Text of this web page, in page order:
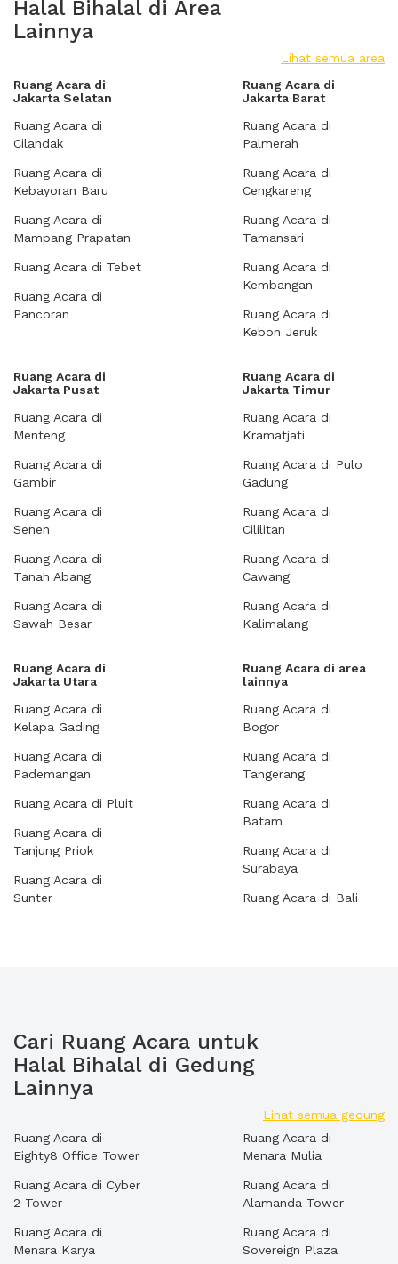
Halal Bihalal di Area
Lainnya
Lihat semua area
Ruang Acara di
Jakarta Selatan
Ruang Acara di
Cilandak
Ruang Acara di
Kebayoran Baru
Ruang Acara di
Mampang Prapatan
Ruang Acara di Tebet
Ruang Acara di
Pancoran
Ruang Acara di
Jakarta Barat
Ruang Acara di
Palmerah
Ruang Acara di
Cengkareng
Ruang Acara di
Tamansari
Ruang Acara di
Kembangan
Ruang Acara di
Kebon Jeruk
Ruang Acara di
Jakarta Pusat
Ruang Acara di
Menteng
Ruang Acara di
Gambir
Ruang Acara di
Senen
Ruang Acara di
Tanah Abang
Ruang Acara di
Sawah Besar
Ruang Acara di
Jakarta Timur
Ruang Acara di
Kramatjati
Ruang Acara di Pulo
Gadung
Ruang Acara di
Cililitan
Ruang Acara di
Cawang
Ruang Acara di
Kalimalang
Ruang Acara di
Jakarta Utara
Ruang Acara di
Kelapa Gading
Ruang Acara di
Pademangan
Ruang Acara di Pluit
Ruang Acara di
Tanjung Priok
Ruang Acara di
Sunter
Ruang Acara di area
lainnya
Ruang Acara di
Bogor
Ruang Acara di
Tangerang
Ruang Acara di
Batam
Ruang Acara di
Surabaya
Ruang Acara di Bali
Cari Ruang Acara untuk
Halal Bihalal di Gedung
Lainnya
Lihat semua gedung
Ruang Acara di
Eighty8 Office Tower
Ruang Acara di Cyber
2 Tower
Ruang Acara di
Menara Karya
Ruang Acara di
Menara Mulia
Ruang Acara di
Alamanda Tower
Ruang Acara di
Sovereign Plaza